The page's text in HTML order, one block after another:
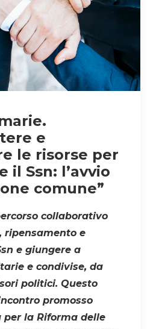
e
le risorse per
il Ssn: l’avvio
comune”
collaborativo
ripensamento e
e giungere a
e condivise, da
politici. Questo
promosso
per la Riforma delle